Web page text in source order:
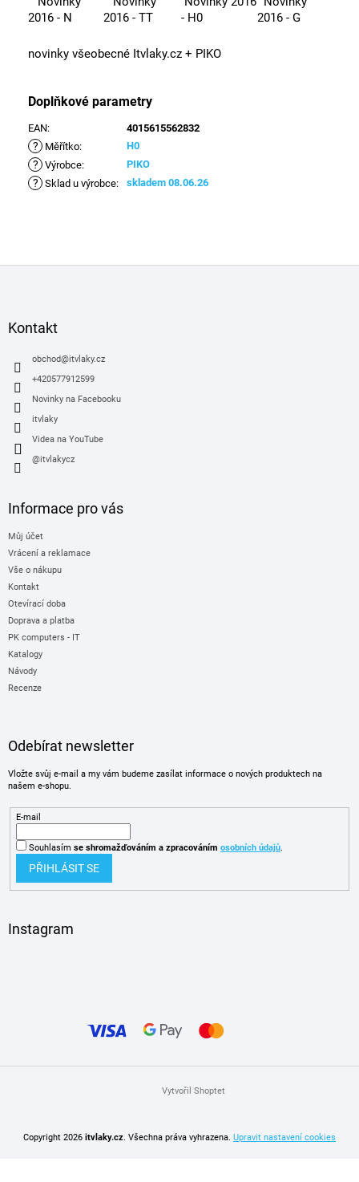
2016 - N
2016 - TT
- H0
2016 - G
novinky všeobecné Itvlaky.cz + PIKO
Doplňkové parametry
EAN: 4015615562832
? Měřítko: H0
? Výrobce: PIKO
? Sklad u výrobce: skladem 08.06.26
Kontakt
obchod@itvlaky.cz
+420577912599
Novinky na Facebooku
itvlaky
Videa na YouTube
@itvlakycz
Informace pro vás
Můj účet
Vrácení a reklamace
Vše o nákupu
Kontakt
Otevírací doba
Doprava a platba
PK computers - IT
Katalogy
Návody
Recenze
Odebírat newsletter
Vložte svůj e-mail a my vám budeme zasílat informace o nových produktech na
našem e-shopu.
E-mail
Souhlasím se shromažďováním a zpracováním osobních údajů.
PŘIHLÁSIT SE
Instagram
Vytvořil Shoptet
Copyright 2026 itvlaky.cz . Všechna práva vyhrazena. Upravit nastavení cookies